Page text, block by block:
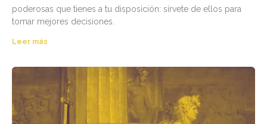
poderosas que tienes a tu disposición: sírvete de ellos para
tomar mejores decisiones.
Leer más